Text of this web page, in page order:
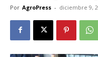
Por AgroPress - diciembre 9,